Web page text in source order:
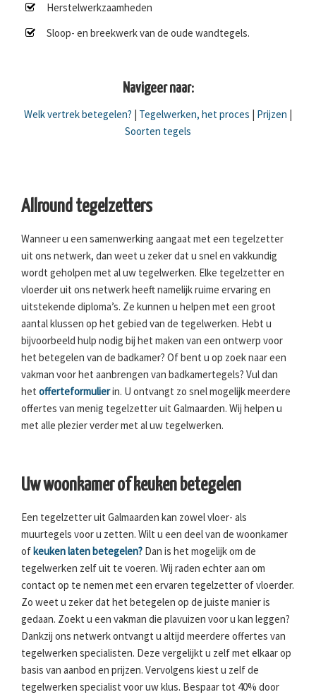
Herstelwerkzaamheden
Sloop- en breekwerk van de oude wandtegels.
Navigeer naar:
Welk vertrek betegelen? Tegelwerken, het proces Prijzen
Soorten tegels
Allround tegelzetters
Wanneer u een samenwerking aangaat met een tegelzetter
uit ons netwerk, dan weet u zeker dat u snel en vakkundig
wordt geholpen met al uw tegelwerken. Elke tegelzetter en
vloerder uit ons netwerk heeft namelijk ruime ervaring en
uitstekende diploma’s. Ze kunnen u helpen met een groot
aantal klussen op het gebied van de tegelwerken. Hebt u
bijvoorbeeld hulp nodig bij het maken van een ontwerp voor
het betegelen van de badkamer? Of bent u op zoek naar een
vakman voor het aanbrengen van badkamertegels? Vul dan
het offerteformulierin. U ontvangt zo snel mogelijk meerdere
offertes van menig tegelzetter uit Galmaarden. Wij helpen u
met alle plezier verder met al uw tegelwerken.
Uw woonkamer of keuken betegelen
Een tegelzetter uit Galmaarden kan zowel vloer- als
muurtegels voor u zetten. Wilt u een deel van de woonkamer
of keuken laten betegelen? Dan is het mogelijk om de
tegelwerken zelf uit te voeren. Wij raden echter aan om
contact op te nemen met een ervaren tegelzetter of vloerder.
Zo weet u zeker dat het betegelen op de juiste manier is
gedaan. Zoekt u een vakman die plavuizen voor u kan leggen?
Dankzij ons netwerk ontvangt u altijd meerdere offertes van
tegelwerken specialisten. Deze vergelijkt u zelf met elkaar op
basis van aanbod en prijzen. Vervolgens kiest u zelf de
tegelwerken specialist voor uw klus. Bespaar tot 40% door